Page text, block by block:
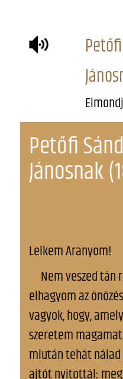
Petőfi
Jánosnak
Lelkem Aranyom!
Nem veszed tán
elhagyom az
vagyok, hogy,
szeretem
miután tehát
ajtót nyitottál: